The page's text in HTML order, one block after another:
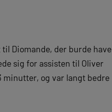
Diomande, der burde have
sig for assisten til Oliver
minutter, og var langt bedre